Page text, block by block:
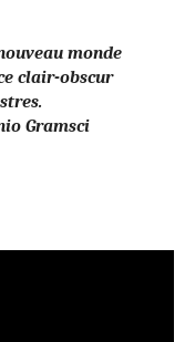
monde
clair-obscur
Gramsci